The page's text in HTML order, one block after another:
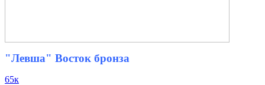
"Левша" Восток бронза
65к